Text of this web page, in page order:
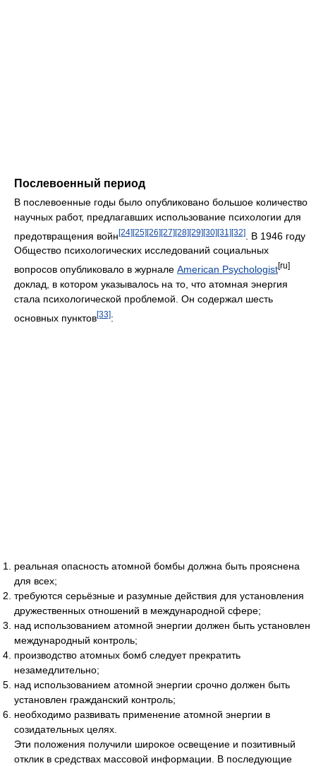
Послевоенный период
В послевоенные годы было опубликовано большое количество
научных работ, предлагавших использование психологии для
предотвращения войн[24][25][26][27][28][29][30][31][32]
. В 1946 году
Общество психологических исследований социальных
вопросов опубликовало в журнале American Psychologist[ru]
доклад, в котором указывалось на то, что атомная энергия
стала психологической проблемой. Он содержал шесть
основных пунктов[33]:
реальная опасность атомной бомбы должна быть прояснена
для всех;
требуются серьёзные и разумные действия для установления
дружественных отношений в международной сфере;
над использованием атомной энергии должен быть установлен
международный контроль;
производство атомных бомб следует прекратить
незамедлительно;
над использованием атомной энергии срочно должен быть
установлен гражданский контроль;
необходимо развивать применение атомной энергии в
созидательных целях.
Эти положения получили широкое освещение и позитивный
отклик в средствах массовой информации. В последующие